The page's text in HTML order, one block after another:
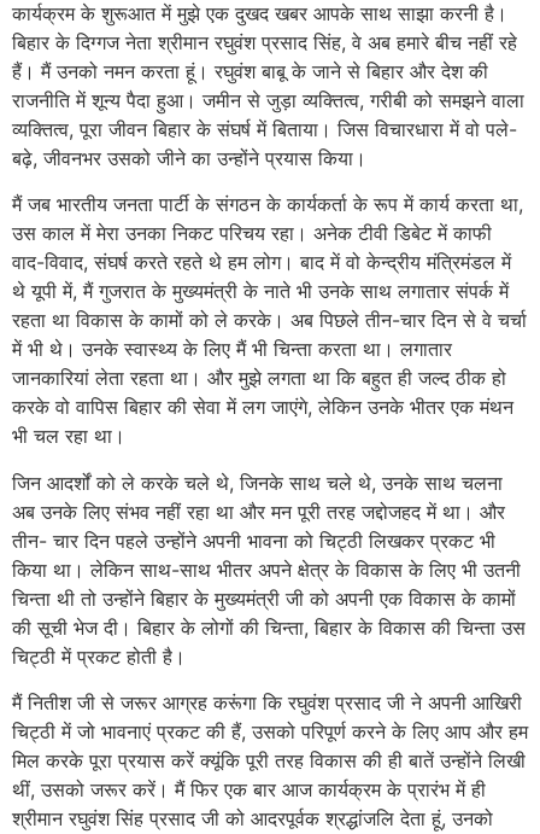
कार्यक्रम के शुरूआत में मुझे एक दुखद खबर आपके साथ साझा करनी है।
बिहार के दिग्‍गज नेता श्रीमान रघुवंश प्रसाद सिंह, वे अब हमारे बीच नहीं रहे
हैं। मैं उनको नमन करता हूं। रघुवंश बाबू के जाने से बिहार और देश की
राजनीति में शून्‍य पैदा हुआ। जमीन से जुड़ा व्‍यक्तित्‍व, गरीबी को समझने वाला
व्‍यक्तित्‍व, पूरा जीवन बिहार के संघर्ष में बिताया। जिस विचारधारा में वो पले-
बढ़े, जीवनभर उसको जीने का उन्‍होंने प्रयास किया।
मैं जब भारतीय जनता पार्टी के संगठन के कार्यकर्ता के रूप में कार्य करता था,
उस काल में मेरा उनका निकट परिचय रहा। अनेक टीवी डिबेट में काफी
वाद-विवाद, संघर्ष करते रहते थे हम लोग। बाद में वो केन्‍द्रीय मंत्रिमंडल में
थे यूपी में, मैं गुजरात के मुख्‍यमंत्री के नाते भी उनके साथ लगातार संपर्क में
रहता था विकास के कामों को ले करके। अब पिछले तीन-चार दिन से वे चर्चा
में भी थे। उनके स्वास्थ्य के लिए मैं भी चिन्‍ता करता था। लगातार
जानकारियां लेता रहता था। और मुझे लगता था कि बहुत ही जल्‍द ठीक हो
करके वो वापिस बिहार की सेवा में लग जाएंगे, लेकिन उनके भीतर एक मंथन
भी चल रहा था।
जिन आदर्शों को ले करके चले थे, जिनके साथ चले थे, उनके साथ चलना
अब उनके लिए संभव नहीं रहा था और मन पूरी तरह जद्दोजहद में था। और
तीन- चार दिन पहले उन्‍होंने अपनी भावना को चिट्ठी लिखकर प्रकट भी
किया था। लेकिन साथ-साथ भीतर अपने क्षेत्र के विकास के लिए भी उतनी
चिन्‍ता थी तो उन्‍होंने बिहार के मुख्‍यमंत्री जी को अपनी एक विकास के कामों
की सूची भेज दी। बिहार के लोगों की चिन्‍ता, बिहार के विकास की चिन्‍ता उस
चिट्ठी में प्रकट होती है।
मैं नितीश जी से जरूर आग्रह करूंगा कि रघुवंश प्रसाद जी ने अपनी आखिरी
चिट्ठी में जो भावनाएं प्रकट की हैं, उसको परिपूर्ण करने के लिए आप और हम
मिल करके पूरा प्रयास करें क्यूंकि पूरी तरह विकास की ही बातें उन्‍होंने लिखी
थीं, उसको जरूर करें। मैं फिर एक बार आज कार्यक्रम के प्रारंभ में ही
श्रीमान रघुवंश सिंह प्रसाद जी को आदरपूर्वक श्रद्धांजलि देता हूं, उनको